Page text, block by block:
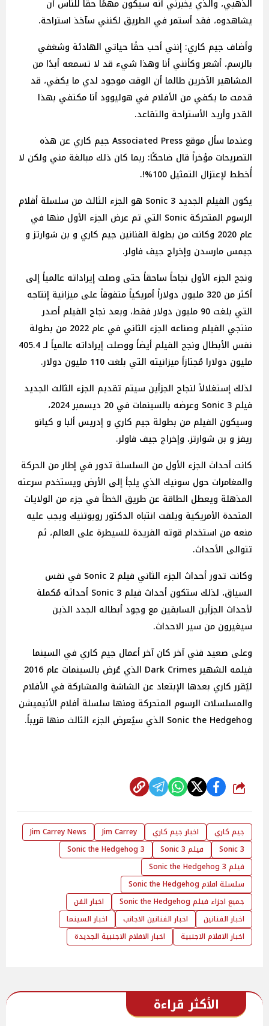
الذهبي، والذي يخبرني أنه سيكون مهمًا حقًا للناس أن
يشاهدوه، فقد أستمر في الطريق لكنني سآخذ استراحة.
وأضاف جيم كاري: إنني أحب حقًا حياتي الهادئة وشغفي
بالرسم، أشعر وكأنني أنا وهذا شيء قد لا تسمعه أبدًا من
المشاهير الآخرين طالما أن الوقت موجود لدي ما يكفي، قد
قدمت ما يكفي من الأفلام في هوليوود أنا مكتفي بهذا
القدر وأريد الأستراحة والتقاعد.
وعندما سأل موقع Associated Press جيم كاري عن هذه
التصريحات مؤخراً قال ضاحكًا: ربما كان ذلك مبالغة مني ولكن لا
أُخطط لإعتزال التمثيل 100%!.
يكون الفيلم الجديد Sonic 3 هو الجزء الثالث من سلسلة أفلام
الرسوم المتحركة Sonic التي تم عرض الجزء الأول منها في
عام 2020 وكانت من بطولة الفنانين جيم كاري و بن شوارتز و
جيمس مارسدن وإخراج جيف فاولر.
ونجح الجزء الأول نجاحاً ساحقاً حتى وصلت إيراداته عالمياً إلى
أكثر من 320 مليون دولاراً أمريكياً متفوقاً على ميزانية إنتاجه
التي بلغت 90 مليون دولار فقط، وبعد نجاح الفيلم أصدر
منتجي الفيلم وصناعه الجزء الثاني في عام 2022 من بطولة
نفس الأبطال ونجح الفيلم أيضاً ووصلت إيراداته عالمياً لـ 405.4
مليون دولارا مُجتازاً ميزانيته التي بلغت 110 مليون دولار.
لذلك إستغلالاً لنجاح الجزأين سيتم تقديم الجزء الثالث الجديد
فيلم Sonic 3 وعرضه بالسينمات في 20 ديسمبر 2024،
وسيكون الفيلم من بطولة جيم كاري و إدريس ألبا و كيانو
ريفز و بن شوارتز، وإخراج جيف فاولر.
كانت أحداث الجزء الأول من السلسلة تدور في إطار من الحركة
والمغامرات حول سونيك الذي يلجأ إلى الأرض ويستخدم سرعته
المذهلة ويعطل الطاقة عن طريق الخطأ في جزء من الولايات
المتحدة الأمريكية ويلفت انتباه الدكتور روبوتنيك ويجب عليه
منعه من استخدام قوته الفريدة للسيطرة على العالم، ثم
تتوالى الأحداث.
وكانت تدور أحداث الجزء الثاني فيلم Sonic 2 في نفس
السياق، لذلك ستكون أحداث فيلم Sonic 3 أحداثه مُكملة
لأحداث الجزأين السابقين مع وجود أبطاله الجدد الذين
سيغيرون من سير الاحداث.
وعلى صعيد فني آخر كان آخر أعمال جيم كاري في السينما
فيلمه الشهير Dark Crimes الذي عُرض بالسينمات عام 2016
ليُقرر كاري بعدها الإبتعاد عن الشاشة والمشاركة في الأفلام
والمسلسلات الرسوم المتحركة ومنها سلسلة أفلام الأنيميشن
Sonic the Hedgehog الذي سيُعرض الجزء الثالث منها قريباً.
شارك
جيم كاري اخبار جيم كاري Jim Carrey
Jim Carrey News
Sonic 3
فيلم Sonic 3
Sonic the Hedgehog 3
فيلم Sonic the Hedgehog 3
سلسلة افلام Sonic the Hedgehog
جميع اجزاء فيلم Sonic the Hedgehog
اخبار الفن
اخبار الفنانين
اخبار الفنانين الاجانب
اخبار السينما
اخبار الافلام الاجنبية
اخبار الافلام الاجنبية الجديدة
الأكثر قراءة